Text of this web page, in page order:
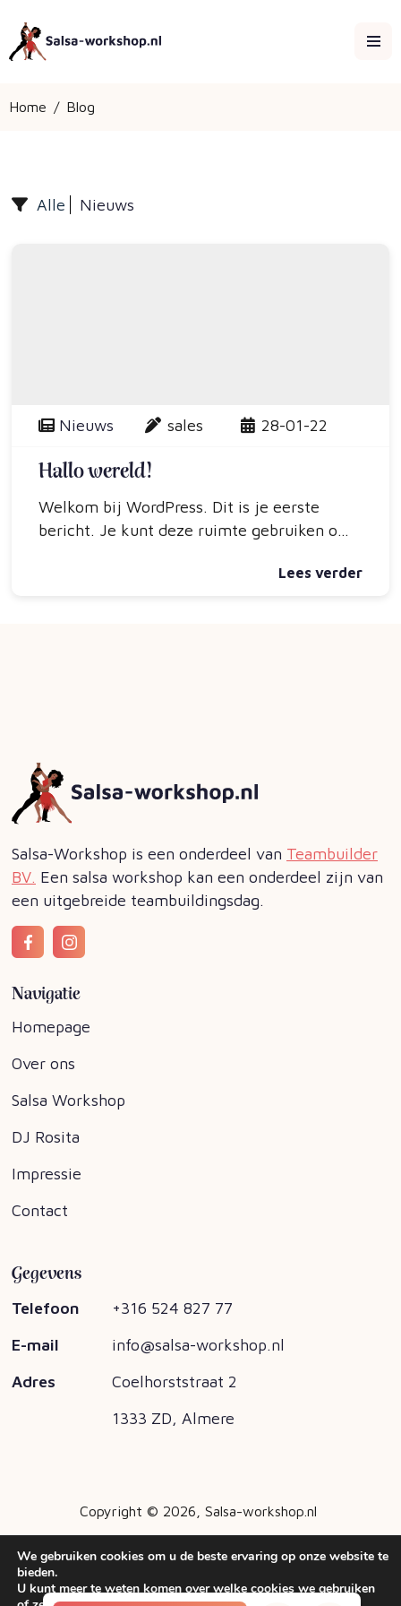
Home / Blog
Alle Nieuws
Nieuws sales 28-01-22
Hallo wereld!
Welkom bij WordPress. Dit is je eerste
bericht. Je kunt deze ruimte gebruiken om
Lees verder
Salsa-Workshop is een onderdeel van Teambuilder
BV. Een salsa workshop kan een onderdeel zijn van
een uitgebreide teambuildingsdag.
Navigatie
Homepage
Over ons
Salsa Workshop
DJ Rosita
Impressie
Contact
Gegevens
Telefoon
+316 524 827 77
E-mail
info@salsa-workshop.nl
Adres
Coelhorststraat 2
1333 ZD, Almere
Copyright © 2026, Salsa-workshop.nl
We gebruiken cookies om u de beste ervaring op onze website te
bieden.
U kunt meer te weten komen over welke cookies we gebruiken